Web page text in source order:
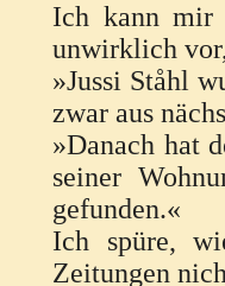
Ich kann mir
unwirklich
»Jussi Ståhl
zwar aus
»Danach hat
seiner
gefunden.«
Ich spüre,
Zeitungen